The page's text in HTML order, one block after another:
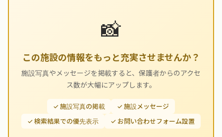
📸
この施設の情報をもっと充実させませんか？
施設写真やメッセージを掲載すると、保護者からのアクセ
ス数が大幅にアップします。
✓ 施設写真の掲載
✓ 施設メッセージ
✓ 検索結果での優先表示
✓ お問い合わせフォーム設置